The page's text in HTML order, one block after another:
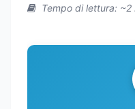
Tempo di lettura: ~2